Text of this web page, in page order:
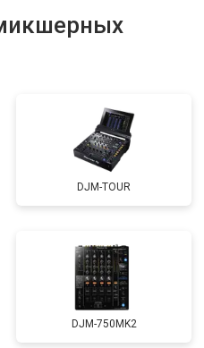
DJM-TOUR
DJM-750MK2